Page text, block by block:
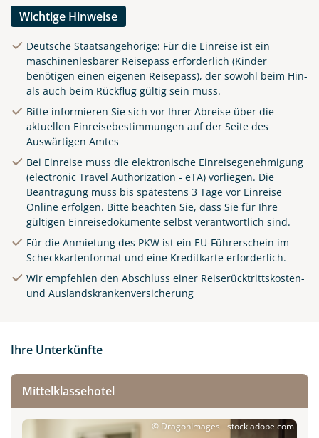
Wichtige Hinweise
Deutsche Staatsangehörige: Für die Einreise ist ein
maschinenlesbarer Reisepass erforderlich (Kinder
benötigen einen eigenen Reisepass), der sowohl beim Hin-
als auch beim Rückflug gültig sein muss.
Bitte informieren Sie sich vor Ihrer Abreise über die
aktuellen Einreisebestimmungen auf der Seite des
Auswärtigen Amtes
Bei Einreise muss die elektronische Einreisegenehmigung
(electronic Travel Authorization - eTA) vorliegen. Die
Beantragung muss bis spätestens 3 Tage vor Einreise
Online erfolgen. Bitte beachten Sie, dass Sie für Ihre
gültigen Einreisedokumente selbst verantwortlich sind.
Für die Anmietung des PKW ist ein EU-Führerschein im
Scheckkartenformat und eine Kreditkarte erforderlich.
Wir empfehlen den Abschluss einer Reiserücktrittskosten-
und Auslandskrankenversicherung
Ihre Unterkünfte
Mittelklassehotel
© DragonImages - stock.adobe.com